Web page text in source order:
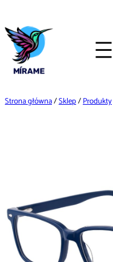
do
treści
Strona główna/Sklep/Produkty